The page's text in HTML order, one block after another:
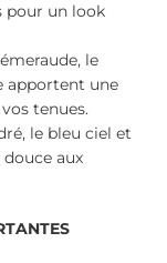
pour un look
le
apportent une
tenues.
le bleu ciel et
aux